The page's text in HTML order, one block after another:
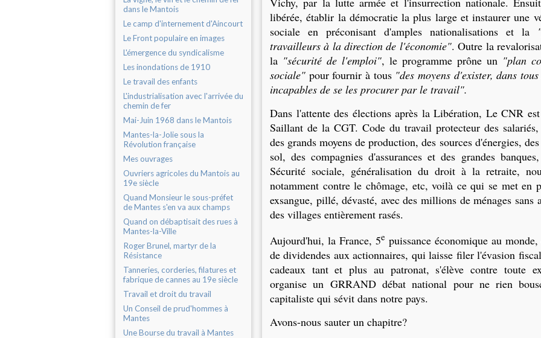
dans le Mantois
Le camp d'internement d'Aincourt
Le Front populaire en images
L'émergence du syndicalisme
Les inondations de 1910
Le travail des enfants
L'industrialisation avec l'arrivée du
chemin de fer
Mai-Juin 1968 dans le Mantois
Mantes-la-Jolie sous la
Révolution française
Mes ouvrages
Ouvriers agricoles du Mantois au
19e siècle
Quand Monsieur le sous-préfet
de Mantes s'en va aux champs
Quand on débaptisait des rues à
Mantes-la-Ville
Roger Brunel, martyr de la
Résistance
Tanneries, corderies, filatures et
fabrique de cannes au 19e siècle
Travail et droit du travail
Un Conseil de prud'hommes à
Mantes
Une Bourse du travail à Mantes
libérée, établir la démocratie la plus large et instaurer une
sociale en préconisant d'amples nationalisations et la
travailleurs à la direction de l'économie". Outre la
la "sécurité de l'emploi", le programme prône un "plan
sociale" pour fournir à tous "des moyens d'exister, dans
incapables de se les procurer par le travail".
Dans l'attente des élections après la Libération, Le CNR
Saillant de la CGT. Code du travail protecteur des
des grands moyens de production, des sources d'énergies,
sol, des compagnies d'assurances et des grandes
Sécurité sociale, généralisation du droit à la retraite,
notamment contre le chômage, etc, voilà ce qui se met en
exsangue, pillé, dévasté, avec des millions de ménages
des villages entièrement rasés.
Aujourd'hui, la France, 5e puissance économique au
de dividendes aux actionnaires, qui laisse filer l'évasion
cadeaux tant et plus au patronat, s'élève contre toute
organise un GRRAND débat national pour ne rien
capitaliste qui sévit dans notre pays.
Avons-nous sauter un chapitre?